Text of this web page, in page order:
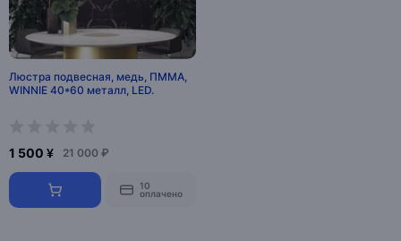
Люстра подвесная, медь, ПММА,
WINNIE 40*60 металл, LED.
1 500 ¥ 21 000 ₽
10
оплачено